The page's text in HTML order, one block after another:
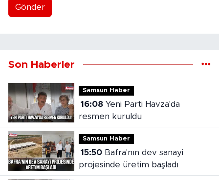
Gönder
Son Haberler
Samsun Haber
16:08Yeni Parti Havza'da
resmen kuruldu
Samsun Haber
15:50Bafra'nın dev sanayi
projesinde üretim başladı